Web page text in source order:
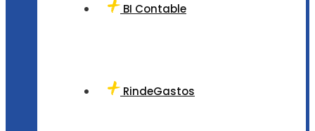
BI Contable
RindeGastos